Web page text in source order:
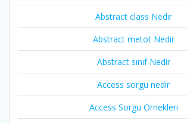
Abstract class Nedir
Abstract metot Nedir
Abstract sınıf Nedir
Access sorgu nedir
Access Sorgu Örnekleri